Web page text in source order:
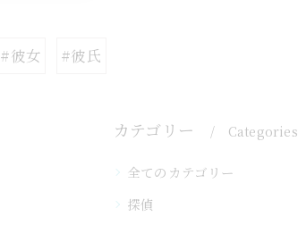
#彼女 #彼氏
カテゴリー Categories
全てのカテゴリー
探偵